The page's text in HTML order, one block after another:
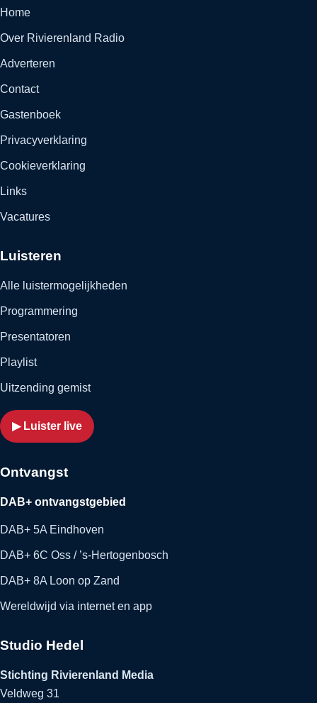
Home
Over Rivierenland Radio
Adverteren
Contact
Gastenboek
Privacyverklaring
Cookieverklaring
Links
Vacatures
Luisteren
Alle luistermogelijkheden
Programmering
Presentatoren
Playlist
Uitzending gemist
▶ Luister live
Ontvangst
DAB+ ontvangstgebied
DAB+ 5A Eindhoven
DAB+ 6C Oss / ’s-Hertogenbosch
DAB+ 8A Loon op Zand
Wereldwijd via internet en app
Studio Hedel
Stichting Rivierenland Media
Veldweg 31